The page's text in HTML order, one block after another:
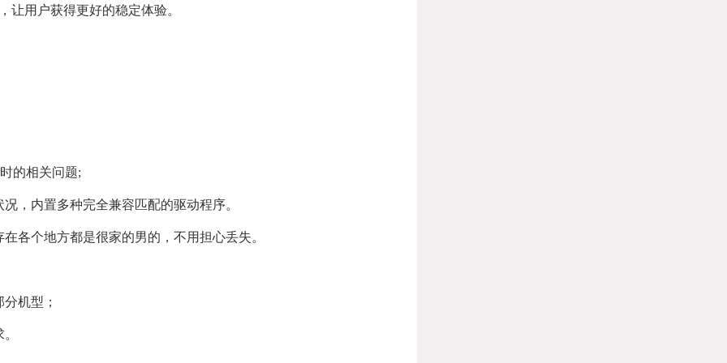
让用户获得更好的稳定体验。
的相关问题;
，内置多种完全兼容匹配的驱动程序。
各个地方都是很家的男的，不用担心丢失。
机型；